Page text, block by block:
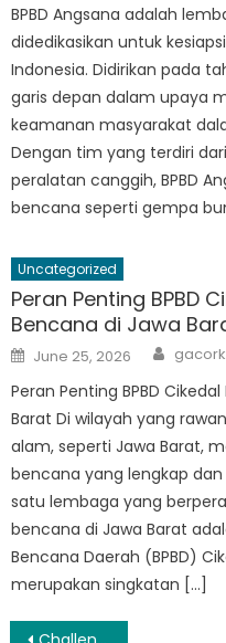
BPBD Angsana adalah
didedikasikan untuk
Indonesia. Didirikan pada
garis depan dalam upaya
keamanan masyarakat
Dengan tim yang terdiri
peralatan canggih, BPBD
bencana seperti gempa
Uncategorized
Peran Penting BPBD
Bencana di Jawa
Posted
on
June 25, 2026 Author
Peran Penting BPBD
Barat Di wilayah yang
alam, seperti Jawa Barat,
bencana yang lengkap
satu lembaga yang
bencana di Jawa Barat
Bencana Daerah (BPBD)
merupakan singkatan […]